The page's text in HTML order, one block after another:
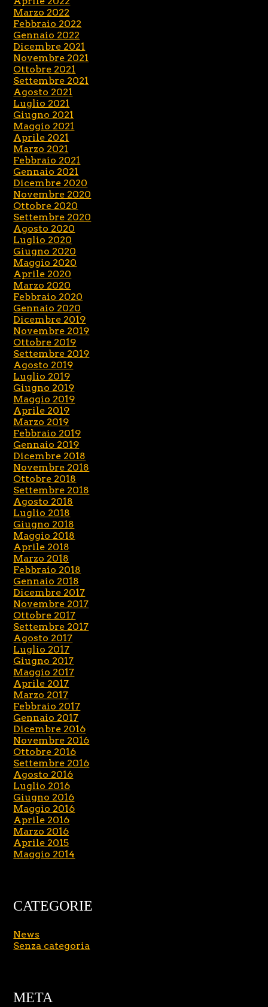
Marzo 2022
Febbraio 2022
Gennaio 2022
Dicembre 2021
Novembre 2021
Ottobre 2021
Settembre 2021
Agosto 2021
Luglio 2021
Giugno 2021
Maggio 2021
Aprile 2021
Marzo 2021
Febbraio 2021
Gennaio 2021
Dicembre 2020
Novembre 2020
Ottobre 2020
Settembre 2020
Agosto 2020
Luglio 2020
Giugno 2020
Maggio 2020
Aprile 2020
Marzo 2020
Febbraio 2020
Gennaio 2020
Dicembre 2019
Novembre 2019
Ottobre 2019
Settembre 2019
Agosto 2019
Luglio 2019
Giugno 2019
Maggio 2019
Aprile 2019
Marzo 2019
Febbraio 2019
Gennaio 2019
Dicembre 2018
Novembre 2018
Ottobre 2018
Settembre 2018
Agosto 2018
Luglio 2018
Giugno 2018
Maggio 2018
Aprile 2018
Marzo 2018
Febbraio 2018
Gennaio 2018
Dicembre 2017
Novembre 2017
Ottobre 2017
Settembre 2017
Agosto 2017
Luglio 2017
Giugno 2017
Maggio 2017
Aprile 2017
Marzo 2017
Febbraio 2017
Gennaio 2017
Dicembre 2016
Novembre 2016
Ottobre 2016
Settembre 2016
Agosto 2016
Luglio 2016
Giugno 2016
Maggio 2016
Aprile 2016
Marzo 2016
Aprile 2015
Maggio 2014
CATEGORIE
News
Senza categoria
META